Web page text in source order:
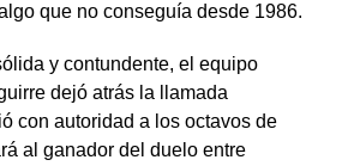
que no conseguía desde 1986.
y contundente, el equipo
dejó atrás la llamada
con autoridad a los octavos de
al ganador del duelo entre